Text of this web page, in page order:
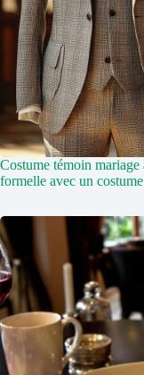
Costume témoin
formelle avec un